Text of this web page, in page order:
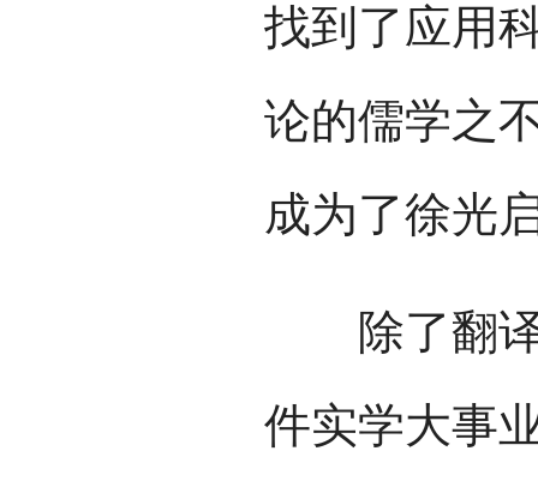
找到了应用
论的儒学之
成为了徐光
除了翻译
件实学大事